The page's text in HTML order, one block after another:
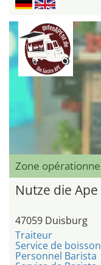
Zone
Nutze die
47059 Duisburg
Traiteur
Service de
Personnel Barista